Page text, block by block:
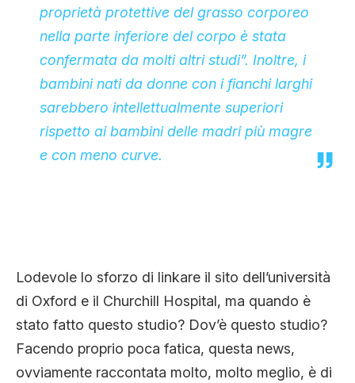
proprietà protettive del grasso corporeo
nella parte inferiore del corpo è stata
confermata da molti altri studi”. Inoltre, i
bambini nati da donne con i fianchi larghi
sarebbero intellettualmente superiori
rispetto ai bambini delle madri più magre
e con meno curve.
Lodevole lo sforzo di linkare il sito dell’università
di Oxford e il Churchill Hospital, ma quando è
stato fatto questo studio? Dov’è questo studio?
Facendo proprio poca fatica, questa news,
ovviamente raccontata molto, molto meglio, è di